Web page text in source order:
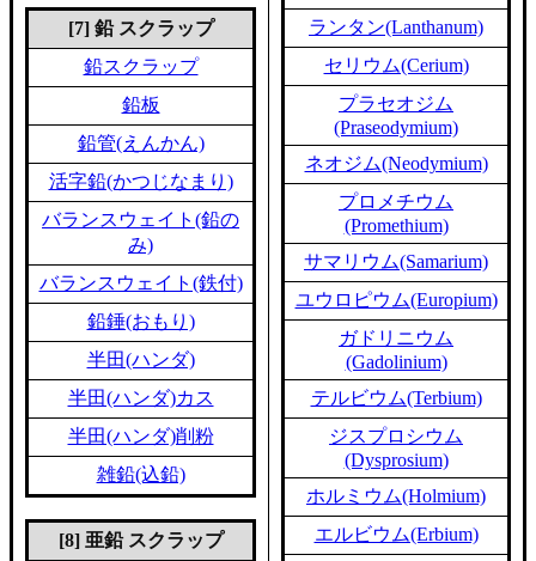
[7] 鉛 スクラップ
鉛スクラップ
鉛板
鉛管(えんかん)
活字鉛(かつじなまり)
バランスウェイト(鉛の
み)
バランスウェイト(鉄付)
鉛錘(おもり)
半田(ハンダ)
半田(ハンダ)カス
半田(ハンダ)削粉
雑鉛(込鉛)
[8] 亜鉛 スクラップ
ランタン(Lanthanum)
セリウム(Cerium)
プラセオジム
(Praseodymium)
ネオジム(Neodymium)
プロメチウム
(Promethium)
サマリウム(Samarium)
ユウロピウム(Europium)
ガドリニウム
(Gadolinium)
テルビウム(Terbium)
ジスプロシウム
(Dysprosium)
ホルミウム(Holmium)
エルビウム(Erbium)